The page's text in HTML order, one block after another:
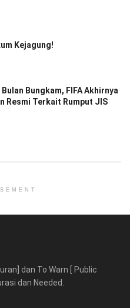
Kejagung!
Bungkam, FIFA Akhirnya
Resmi Terkait Rumput JIS
dan To Warn [ Public
dan Needed.